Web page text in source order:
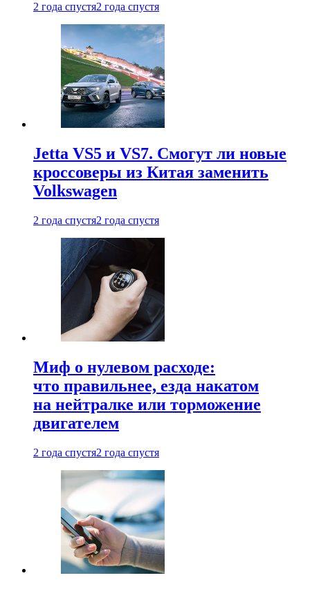
2 года спустя2 года спустя
Jetta VS5 и VS7. Смогут ли новые
кроссоверы из Китая заменить
Volkswagen
2 года спустя2 года спустя
Миф о нулевом расходе:
что правильнее, езда накатом
на нейтралке или торможение
двигателем
2 года спустя2 года спустя